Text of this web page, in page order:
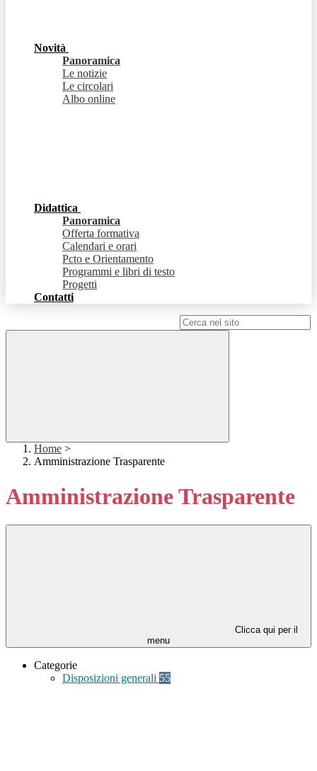
Novità
Panoramica
Le notizie
Le circolari
Albo online
Didattica
Panoramica
Offerta formativa
Calendari e orari
Pcto e Orientamento
Programmi e libri di testo
Progetti
Contatti
Home >
Amministrazione Trasparente
Amministrazione Trasparente
Clicca qui per il
menu
Categorie
Disposizioni generali 55